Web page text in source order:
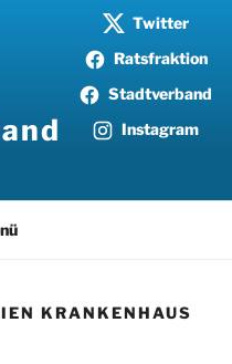
Twitter
Ratsfraktion
Stadtverband
Instagram
KRANKENHAUS